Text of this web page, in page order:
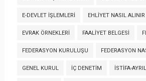
E-DEVLET İŞLEMLERI EHLIYET NASIL ALINIR
EVRAK ÖRNEKLERI FAALIYET BELGESI
FEDERASYON KURULUŞU FEDERASYON
GENEL KURUL İÇ DENETIM İSTIFA-